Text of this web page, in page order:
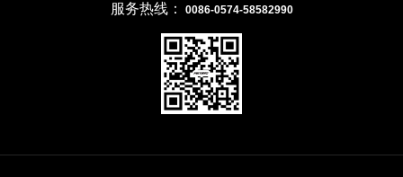
服务热线： 0086-0574-58582990